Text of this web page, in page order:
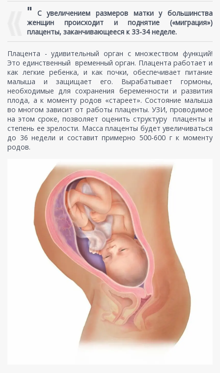
" С увеличением размеров матки у большинства
женщин происходит и поднятие («миграция»)
плаценты, заканчивающееся к 33-34 неделе.
Плацента - удивительный орган с множеством функций!
Это единственный временный орган. Плацента работает и
как легкие ребенка, и как почки, обеспечивает питание
малыша и защищает его. Вырабатывает гормоны,
необходимые для сохранения беременности и развития
плода, а к моменту родов «стареет». Состояние малыша
во многом зависит от работы плаценты. УЗИ, проводимое
на этом сроке, позволяет оценить структуру плаценты и
степень ее зрелости. Масса плаценты будет увеличиваться
до 36 недели и составит примерно 500-600 г к моменту
родов.